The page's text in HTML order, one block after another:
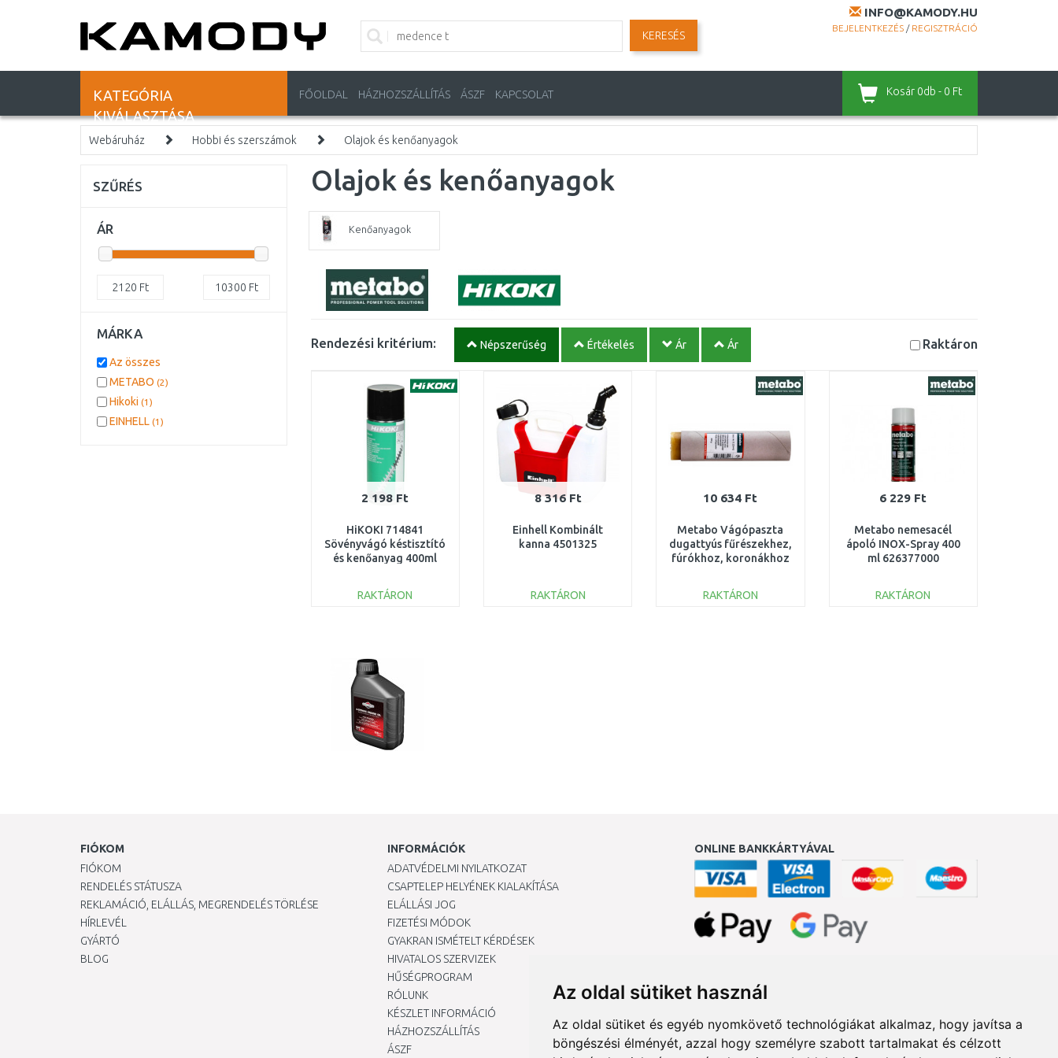
Az oldal sütiket használ
Az oldal sütiket és egyéb nyomkövető technológiákat alkalmaz, hogy javítsa a
böngészési élményét, azzal hogy személyre szabott tartalmakat és célzott
INFO@KAMODY.HU
BEJELENTKEZÉS / REGISZTRÁCIÓ
KERESÉS
KATEGÓRIA
KIVÁLASZTÁSA
FŐOLDAL HÁZHOZSZÁLLÍTÁS ÁSZF KAPCSOLAT Kosár 0db - 0 Ft
Webáruház Hobbi és szerszámok Olajok és kenőanyagok
Olajok és kenőanyagok
Kenőanyagok
Rendezési kritérium: Népszerűség Értékelés Ár Ár Raktáron
2 198 Ft
HiKOKI 714841
Sövényvágó késtisztító
és kenőanyag 400ml
RAKTÁRON
8 316 Ft
Einhell Kombinált
kanna 4501325
RAKTÁRON
10 634 Ft
Metabo Vágópaszta
dugattyús fűrészekhez,
fúrókhoz, koronákhoz
RAKTÁRON
6 229 Ft
Metabo nemesacél
ápoló INOX-Spray 400
ml 626377000
RAKTÁRON
SZŰRÉS
ÁR
2120 Ft 10300 Ft
MÁRKA
Az összes
METABO (2)
Hikoki (1)
EINHELL (1)
FIÓKOM
FIÓKOM
RENDELÉS STÁTUSZA
REKLAMÁCIÓ, ELÁLLÁS, MEGRENDELÉS TÖRLÉSE
HÍRLEVÉL
GYÁRTÓ
BLOG
INFORMÁCIÓK
ADATVÉDELMI NYILATKOZAT
CSAPTELEP HELYÉNEK KIALAKÍTÁSA
ELÁLLÁSI JOG
FIZETÉSI MÓDOK
GYAKRAN ISMÉTELT KÉRDÉSEK
HIVATALOS SZERVIZEK
HŰSÉGPROGRAM
RÓLUNK
KÉSZLET INFORMÁCIÓ
HÁZHOZSZÁLLÍTÁS
ÁSZF
ONLINE BANKKÁRTYÁVAL